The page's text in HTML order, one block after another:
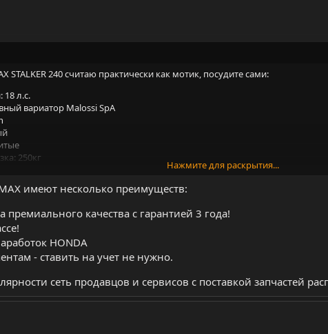
STALKER 240 считаю практически как мотик, посудите сами:
л.с.
вариатор Malossi SpA
250кг
8 л
механическая
в комплекте.
Нажмите для раскрытия...
имеют несколько преимуществ:
премиального качества с гарантией 3 года!
HONDA
- ставить на учет не нужно.
сеть продавцов и сервисов с поставкой запчастей